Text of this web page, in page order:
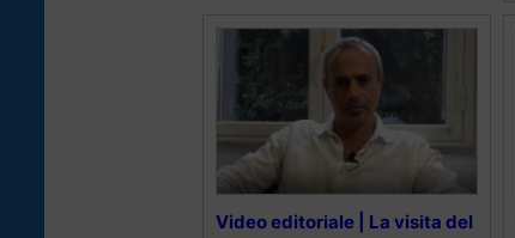
Video editoriale | La visita del